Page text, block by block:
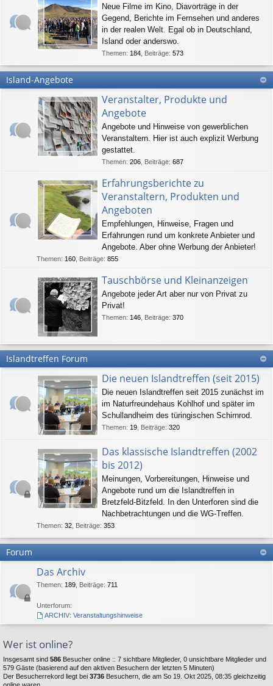
Neue Filme im Kino, Diavorträge in der
Gegend, Berichte im Fernsehen und anderes
in der realen Welt. Egal ob in Deutschland,
Island oder anderswo.
Themen: 184 Beiträge: 573
Island-Angebote
Veranstalter, Produkte und
Angebote
Angebote und Hinweise von gewerblichen
Veranstaltern. Hier ist auch explizit Werbung
gestattet.
Themen: 206 Beiträge: 687
Erfahrungsberichte zu
Veranstaltern, Produkten und
Angeboten
Empfehlungen, Hinweise, Fragen und
Erfahrungen rund um konkrete Anbieter und
Angebote. Aber ohne Werbung der Anbieter!
Themen: 160 Beiträge: 855
Tauschbörse und Kleinanzeigen
Angebote jeder Art aber nur von Privat zu
Privat!
Themen: 146 Beiträge: 370
Islandtreffen Forum
Die neuen Islandtreffen (seit 2015)
Die neuen Islandtreffen seit 2015 zunächst im
im Naturfreundehaus Kohlhof und später im
Schullandheim des türingischen Schirnrod.
Themen: 19 Beiträge: 320
Das klassische Islandtreffen (2002
bis 2012)
Meinungen, Vorbereitungen, Hinweise und
Angebote rund um die Islandtreffen in
Bretzfeld-Bitzfeld. In den Unterforen sind die
Nachbetrachtungen und die WG-Treffen.
Themen: 32 Beiträge: 353
Forum
Das Archiv
Themen: 189 Beiträge: 711
Unterforum:
ARCHIV: Veranstaltungshinweise
Wer ist online?
Insgesamt sind 586 Besucher online :: 7 sichtbare Mitglieder, 0 unsichtbare Mitglieder und
579 Gäste (basierend auf den aktiven Besuchern der letzten 5 Minuten)
Der Besucherrekord liegt bei 3736 Besuchern, die am So 19. Okt 2025, 08:35 gleichzeitig